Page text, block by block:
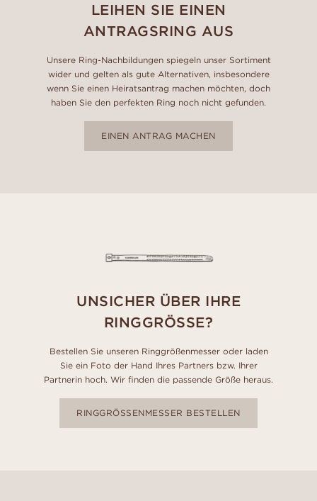
LEIHEN SIE EINEN
ANTRAGSRING AUS
Unsere Ring-Nachbildungen spiegeln unser Sortiment
wider und gelten als gute Alternativen, insbesondere
wenn Sie einen Heiratsantrag machen möchten, doch
haben Sie den perfekten Ring noch nicht gefunden.
EINEN ANTRAG MACHEN
UNSICHER ÜBER IHRE
RINGGRÖSSE?
Bestellen Sie unseren Ringgrößenmesser oder laden
Sie ein Foto der Hand Ihres Partners bzw. Ihrer
Partnerin hoch. Wir finden die passende Größe heraus.
RINGGRÖSSENMESSER BESTELLEN